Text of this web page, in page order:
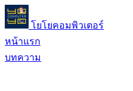
โยโยคอมพิวเตอร์
หน้าแรก
บทความ